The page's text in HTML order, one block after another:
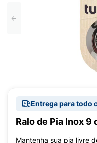
Entrega para todo
Ralo de Pia Inox 9
Mantenha sua pia livre